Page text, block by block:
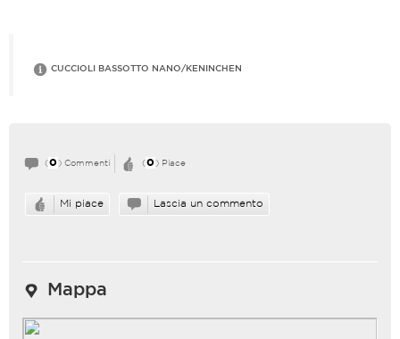
CUCCIOLI BASSOTTO NANO/KENINCHEN
( 0 ) Commenti ( 0 ) Piace
Mi piace Lascia un commento
Mappa